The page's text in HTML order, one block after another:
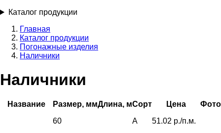
Каталог продукции
Строка
навигации
Главная
Каталог продукции
Погонажные изделия
Наличники
Наличники
Название Размер, ммДлина, мСорт Цена Фото
60
А
51.02 р./п.м.